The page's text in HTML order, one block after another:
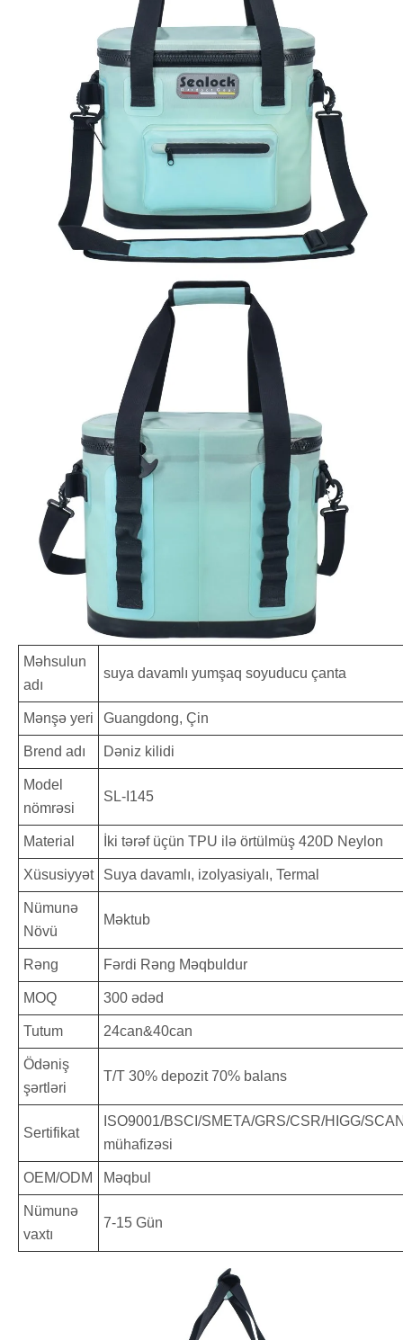
Məhsulun
adı
suya davamlı yumşaq soyuducu çanta
Mənşə yeri Guangdong, Çin
Brend adı Dəniz kilidi
Model
nömrəsi
SL-I145
Material İki tərəf üçün TPU ilə örtülmüş 420D Neylon
Xüsusiyyət Suya davamlı, izolyasiyalı, Termal
Nümunə
Növü
Məktub
Rəng Fərdi Rəng Məqbuldur
MOQ 300 ədəd
Tutum 24can&40can
Ödəniş
şərtləri
T/T 30% depozit 70% balans
Sertifikat
ISO9001/BSCI/SMETA/GRS/CSR/HIGG/
mühafizəsi
OEM/ODM Məqbul
Nümunə
vaxtı
7-15 Gün